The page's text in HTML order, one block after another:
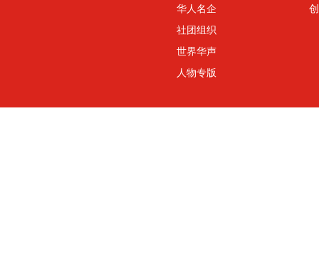
华人名企
社团组织
世界华声
人物专版